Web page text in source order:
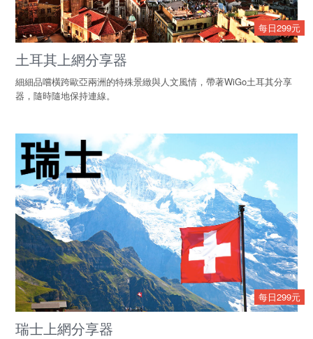
每日299元
土耳其上網分享器
細細品嚐橫跨歐亞兩洲的特殊景緻與人文風情，帶著WiGo土耳其分享
器，隨時隨地保持連線。
每日299元
瑞士上網分享器